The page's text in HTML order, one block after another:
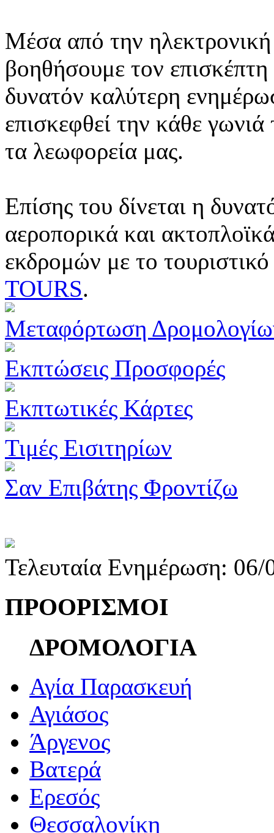
Μέσα από την ηλεκτρονική
βοηθήσουμε τον
δυνατόν καλύτερη
επισκεφθεί την κάθε
τα λεωφορεία μας.
Επίσης του δίνεται η
αεροπορικά και
εκδρομών με το
TOURS.
Μεταφόρτωση
Εκπτώσεις Προσφορές
Εκπτωτικές Κάρτες
Τιμές Εισιτηρίων
Σαν Επιβάτης Φροντίζω
Τελευταία Ενημέρωση:
ΠΡΟΟΡΙΣΜΟΙ
ΔΡΟΜΟΛΟΓΙΑ
Αγία Παρασκευή
Αγιάσος
Άργενος
Βατερά
Ερεσός
Θεσσαλονίκη